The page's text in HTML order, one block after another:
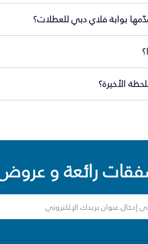
بوابة فلاي دبي للعطلات؟
الأخيرة؟
رائعة و عروض